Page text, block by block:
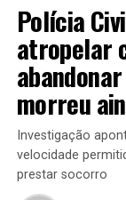
Polícia
atropelar
morreu
Investigação
velocidade
prestar socorro